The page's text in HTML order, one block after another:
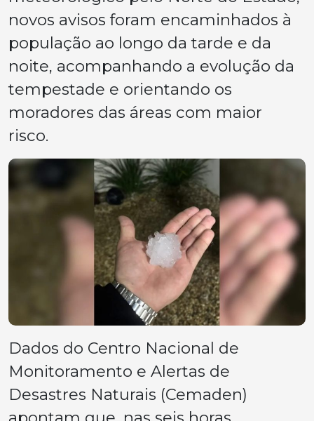
novos avisos foram encaminhados à
população ao longo da tarde e da
noite, acompanhando a evolução da
tempestade e orientando os
moradores das áreas com maior
risco.
Dados do Centro Nacional de
Monitoramento e Alertas de
Desastres Naturais (Cemaden)